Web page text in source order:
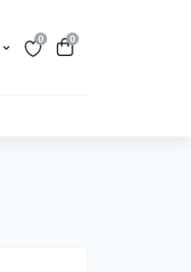
0 0